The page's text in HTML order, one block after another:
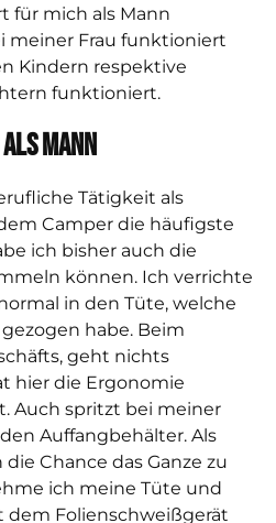
für mich als Mann
meiner Frau funktioniert
Kindern respektive
funktioniert.
Mann
Tätigkeit als
Camper die häufigste
ich bisher auch die
können. Ich verrichte
in den Tüte, welche
habe. Beim
geht nichts
hier die Ergonomie
Auch spritzt bei meiner
Auffangbehälter. Als
Chance das Ganze zu
ich meine Tüte und
dem Folienschweißgerät